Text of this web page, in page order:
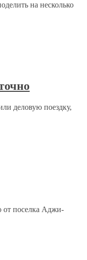
на несколько
деловую поездку,
от поселка Аджи-